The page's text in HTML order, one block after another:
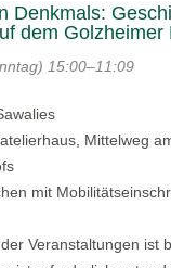
Denkmals:
dem Golzheimer
15:00–11:09
Mittelweg
mit
Veranstaltungen ist